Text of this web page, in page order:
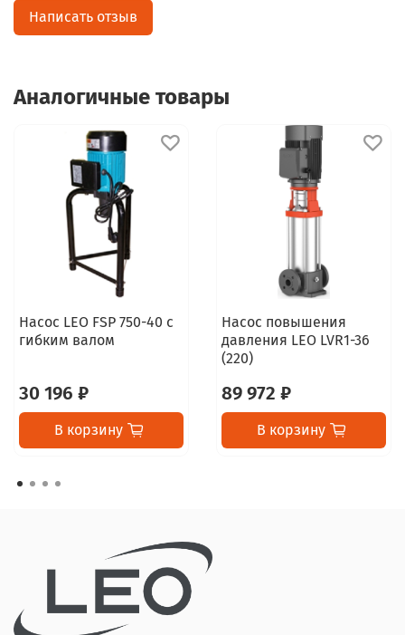
Написать отзыв
Аналогичные товары
Насос LEO FSP 750-40 с
гибким валом
30 196 ₽
В корзину
Насос повышения
давления LEO LVR1-36
(220)
89 972 ₽
В корзину